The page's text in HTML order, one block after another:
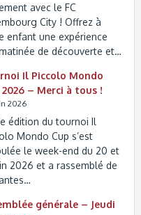
avec le FC
City ! Offrez à
enfant une expérience
de découverte et…
Il Piccolo Mondo
2026 – Merci à tous !
2026
édition du tournoi Il
Mondo Cup s’est
le week-end du 20 et
2026 et a rassemblé de
générale – Jeudi